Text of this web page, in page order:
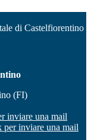
di Castelfiorentino
(FI)
inviare una mail
per inviare una mail